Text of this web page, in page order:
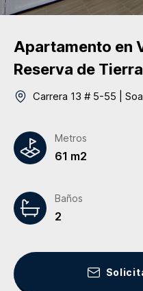
Apartamento en
Reserva de
Carrera 13 # 5-55
Metros
61 m2
Baños
2